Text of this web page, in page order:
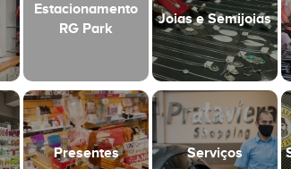
Estacionamento
RG Park
Joias e Semijoias
Presentes Serviços